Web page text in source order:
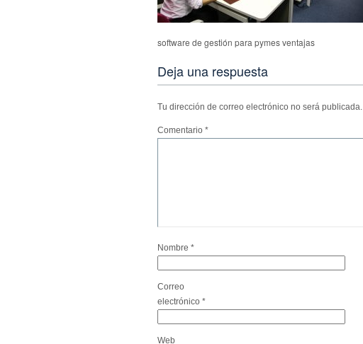
software de gestión para pymes ventajas
Deja una respuesta
Tu dirección de correo electrónico no será publicada.
Comentario *
Nombre *
Correo
electrónico *
Web